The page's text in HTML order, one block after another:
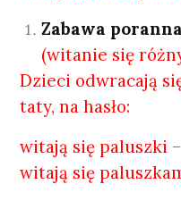
Zabawa
(witanie się
Dzieci odwracają
taty, na hasło:
witają się paluszki
witają się